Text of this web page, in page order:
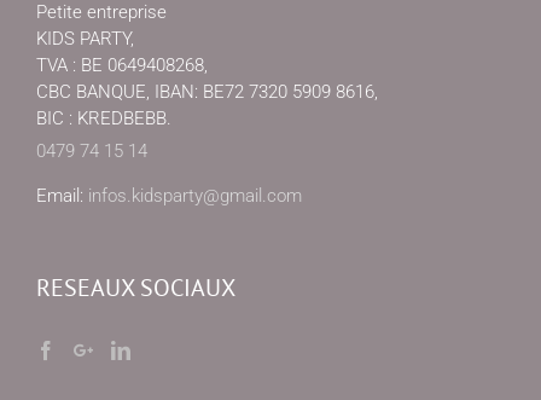
Petite entreprise
KIDS PARTY,
TVA : BE 0649408268,
CBC BANQUE, IBAN: BE72 7320 5909 8616,
BIC : KREDBEBB.
0479 74 15 14
Email: infos.kidsparty@gmail.com
RESEAUX SOCIAUX